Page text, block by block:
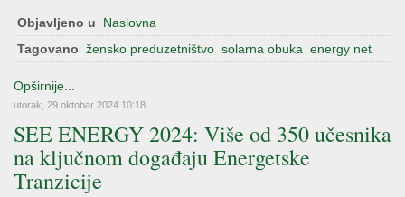
Objavljeno u
Naslovna
Tagovano žensko preduzetništvo solarna obuka energy net
Opširnije...
utorak, 29 oktobar 2024 10:18
SEE ENERGY 2024: Više od 350 učesnika
na ključnom događaju Energetske
Tranzicije